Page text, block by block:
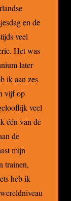
en de
veel
Het was
later
ik aan zes
vijf op
veel
één van de
de
mijn
trainen,
heb ik